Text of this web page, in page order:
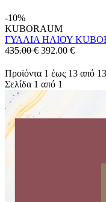
-10%
KUBORAUM
ΓΥΑΛΙΑ ΗΛΙΟΥ
435.00 € 392.00 €
Προϊόντα 1 έως 13 από 13
Σελίδα 1 από 1